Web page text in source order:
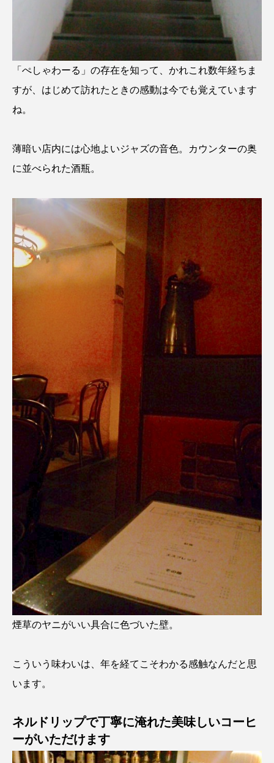
「ぺしゃわーる」の存在を知って、かれこれ数年経ちま
すが、はじめて訪れたときの感動は今でも覚えています
ね。
薄暗い店内には心地よいジャズの音色。カウンターの奥
に並べられた酒瓶。
煙草のヤニがいい具合に色づいた壁。
こういう味わいは、年を経てこそわかる感触なんだと思
います。
ネルドリップで丁寧に淹れた美味しいコーヒ
ーがいただけます